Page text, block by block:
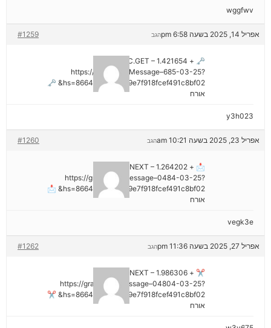
wggfwv
אפריל 14, 2025 בשעה 6:58 pm #1259 הגב
🗝 + 1.421654 BTC.GET –
https://graph.org/Message–685-03-25?
hs=8664c520642b9e7f918fcef491c8bf02& 🗝
אורח
y3h023
אפריל 23, 2025 בשעה 10:21 am #1260 הגב
📩 + 1.264202 BTC.NEXT –
https://graph.org/Message–0484-03-25?
hs=8664c520642b9e7f918fcef491c8bf02& 📩
אורח
vegk3e
אפריל 27, 2025 בשעה 11:36 pm #1262 הגב
✂ + 1.986306 BTC.NEXT –
https://graph.org/Message–04804-03-25?
hs=8664c520642b9e7f918fcef491c8bf02& ✂
אורח